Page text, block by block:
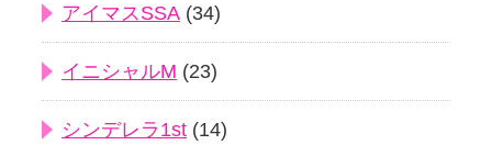
アイマスSSA (34)
イニシャルM (23)
シンデレラ1st (14)